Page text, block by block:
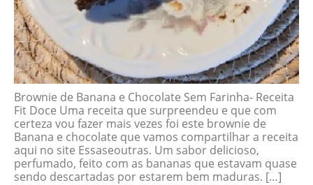
Brownie de Banana e Chocolate Sem Farinha- Receita
Fit Doce Uma receita que surpreendeu e que com
certeza vou fazer mais vezes foi este brownie de
Banana e chocolate que vamos compartilhar a receita
aqui no site Essaseoutras. Um sabor delicioso,
perfumado, feito com as bananas que estavam quase
sendo descartadas por estarem bem maduras. […]